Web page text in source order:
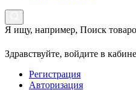
Я ищу, например, Поиск
Здравствуйте, войдите в
Регистрация
Авторизация